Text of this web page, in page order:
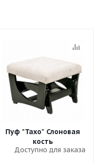
Пуф "Тахо" Слоновая
кость
Доступно для заказа